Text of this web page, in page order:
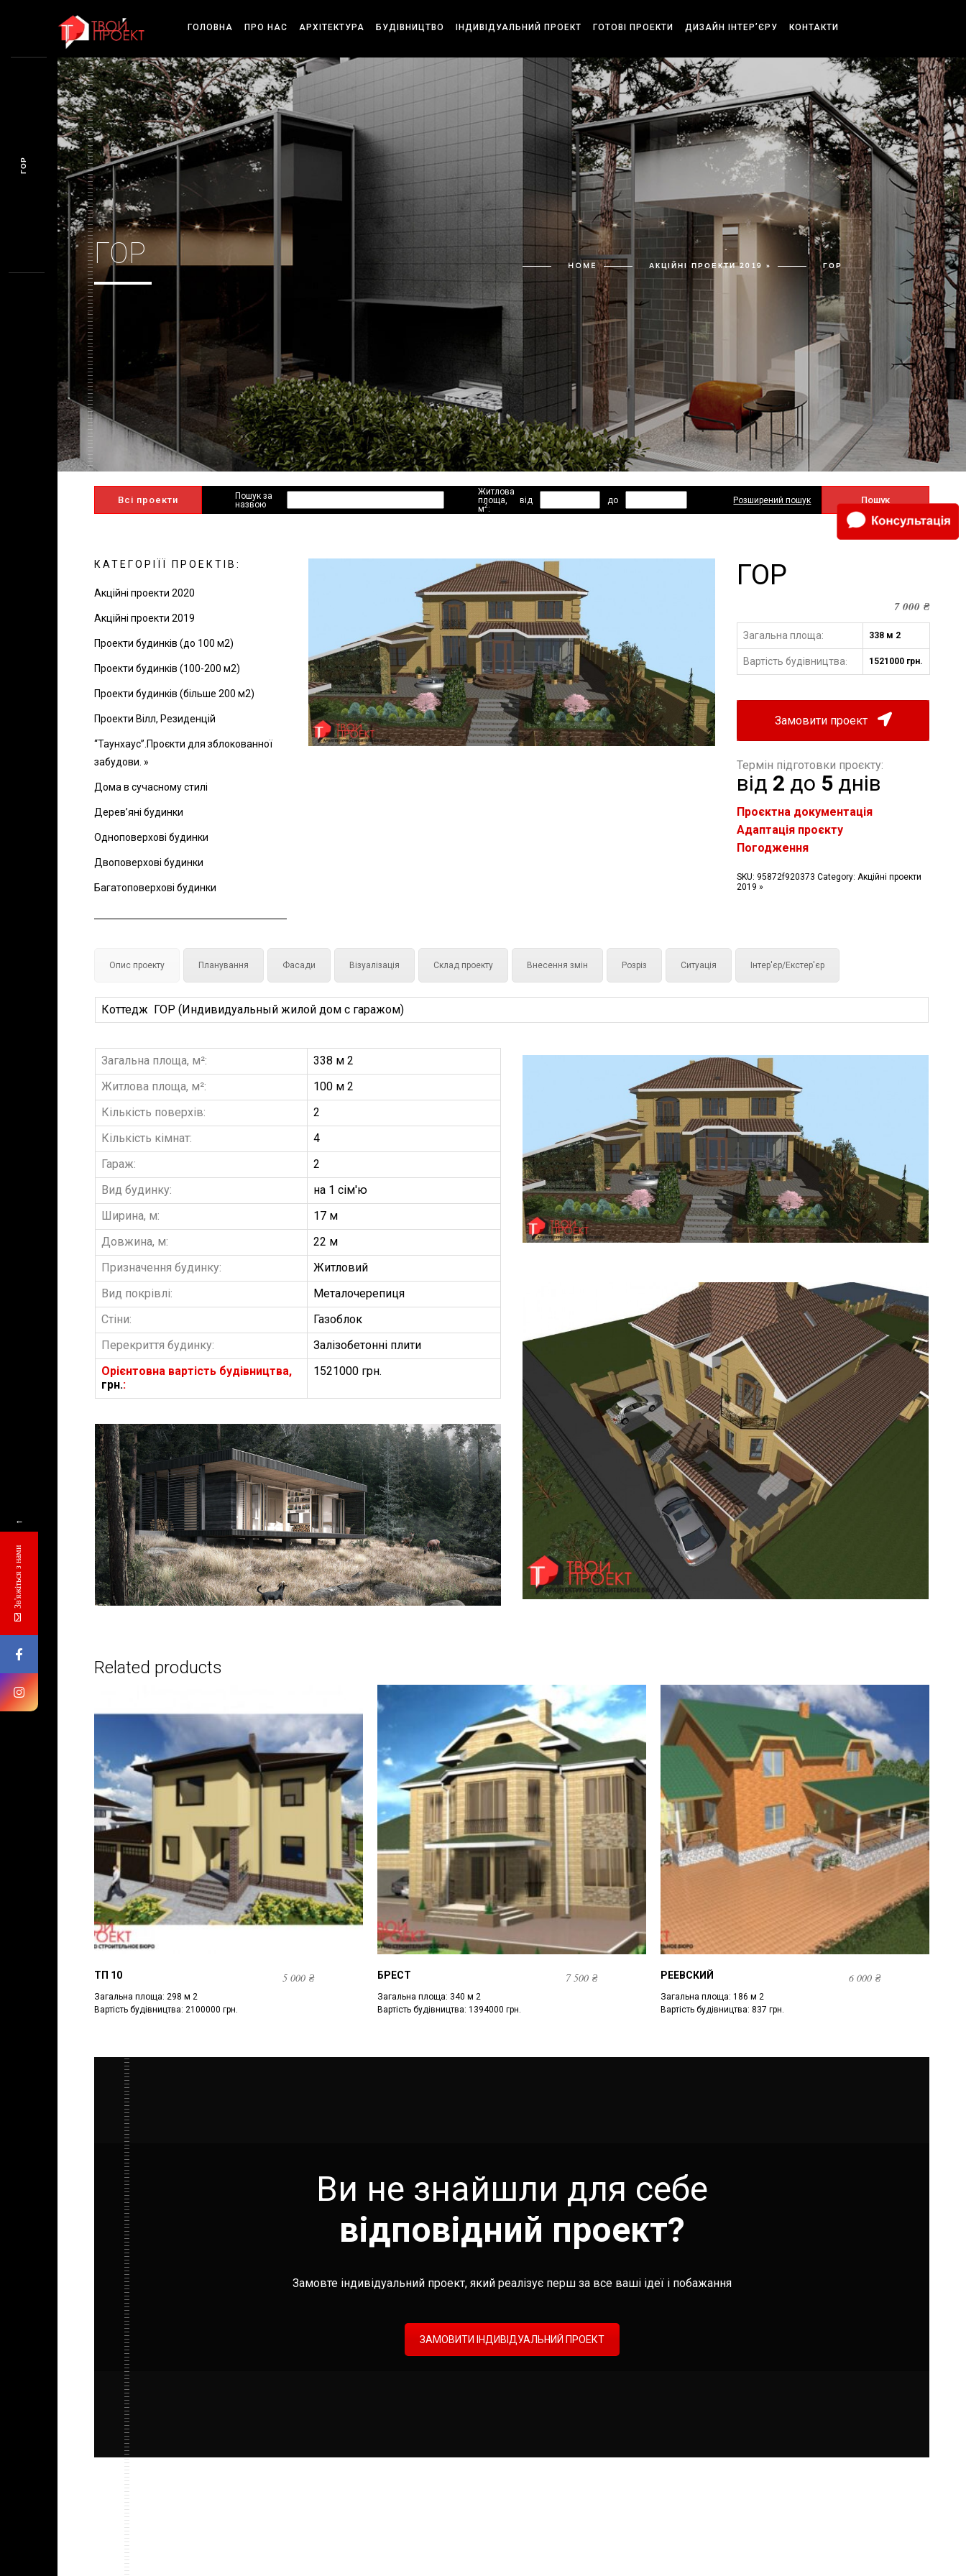
ГОЛОВНА ПРО НАС АРХІТЕКТУРА БУДІВНИЦТВО ІНДИВІДУАЛЬНИЙ ПРОЕКТ ГОТОВІ ПРОЕКТИ ДИЗАЙН ІНТЕР’ЄРУ КОНТАКТИ
ГОР HOME АКЦІЙНІ ПРОЕКТИ 2019 » ГОР
Всі проекти
Пошук за
назвою
Житлова
площа,
м2:
від до Пошук
Розширений пошук
КАТЕГОРІЇЇ ПРОЕКТІВ:
Акційні проекти 2020
Акційні проекти 2019
Проекти будинків (до 100 м2)
Проекти будинків (100-200 м2)
Проекти будинків (більше 200 м2)
Проекти Вілл, Резиденцій
“Таунхаус”.Проєкти для зблокованної
забудови. »
Дома в сучасному стилі
Дерев’яні будинки
Одноповерхові будинки
Двоповерхові будинки
Багатоповерхові будинки
ГОР
7 000₴
Загальна площа: 338 м 2
Вартість будівництва: 1521000 грн.
Замовити проект
Термін підготовки проєкту:
від 2 до 5 днів
Проєктна документація
Адаптація проєкту
Погодження
SKU: 95872f920373 Category: Акційні проекти
2019 »
Опис проекту Планування Фасади Візуалізація Склад проекту Внесення змін Розріз Ситуація Інтер'єр/Екстер'єр
Коттедж ГОР (Индивидуальный жилой дом с гаражом)
Загальна площа, м²:
338 м 2
Житлова площа, м²:
100 м 2
Кількість поверхів:
2
Кількість кімнат:
4
Гараж:
2
Вид будинку:
на 1 сім'ю
Ширина, м:
17 м
Довжина, м:
22 м
Призначення будинку:
Житловий
Вид покрівлі:
Металочерепиця
Стіни:
Газоблок
Перекриття будинку:
Залізобетонні плити
Орієнтовна вартість будівництва,
грн.:
1521000 грн.
БУДІВНИЦТВО БУДИНКІВ
З
АББ”ТВІЙ ПРОЕКТ”
Замовити будівництво
Related products
ТП 10 5 000 ₴
Загальна площа: 298 м 2
Вартість будівництва: 2100000 грн.
БРЕСТ 7 500 ₴
Загальна площа: 340 м 2
Вартість будівництва: 1394000 грн.
РЕЕВСКИЙ 6 000₴
Загальна площа: 186 м 2
Вартість будівництва: 837 грн.
Ви не знайшли для себе
відповідний проект?
Замовте індивідуальний проект, який реалізує перш за все ваші ідеї і побажання
ЗАМОВИТИ ІНДИВІДУАЛЬНИЙ ПРОЕКТ
ГОР
←
Зв'яжіться з нами